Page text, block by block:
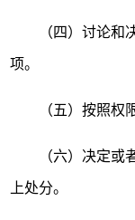
（四）讨论和决
项。
（五）按照权限
（六）决定或者
上处分。